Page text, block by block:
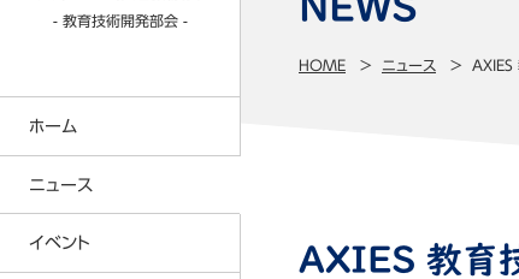
- 教育技術開発部会 -
ホーム
ニュース
イベント
HOME ニュース
AXIES 教育